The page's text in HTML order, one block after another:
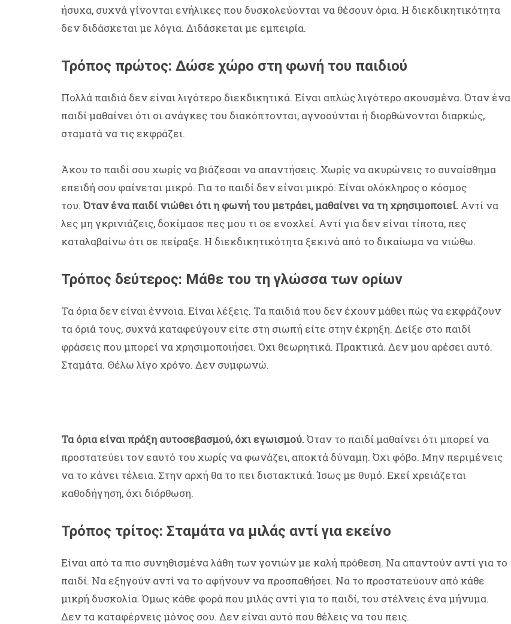
ήσυχα, συχνά γίνονται ενήλικες που δυσκολεύονται να θέσουν όρια. Η διεκδικητικότητα
δεν διδάσκεται με λόγια. Διδάσκεται με εμπειρία.
Τρόπος πρώτος: Δώσε χώρο στη φωνή του παιδιού
Πολλά παιδιά δεν είναι λιγότερο διεκδικητικά. Είναι απλώς λιγότερο ακουσμένα. Όταν ένα
παιδί μαθαίνει ότι οι ανάγκες του διακόπτονται, αγνοούνται ή διορθώνονται διαρκώς,
σταματά να τις εκφράζει.
Άκου το παιδί σου χωρίς να βιάζεσαι να απαντήσεις. Χωρίς να ακυρώνεις το συναίσθημα
επειδή σου φαίνεται μικρό. Για το παιδί δεν είναι μικρό. Είναι ολόκληρος ο κόσμος
του. Όταν ένα παιδί νιώθει ότι η φωνή του μετράει, μαθαίνει να τη χρησιμοποιεί. Αντί να
λες μη γκρινιάζεις, δοκίμασε πες μου τι σε ενοχλεί. Αντί για δεν είναι τίποτα, πες
καταλαβαίνω ότι σε πείραξε. Η διεκδικητικότητα ξεκινά από το δικαίωμα να νιώθω.
Τρόπος δεύτερος: Μάθε του τη γλώσσα των ορίων
Τα όρια δεν είναι έννοια. Είναι λέξεις. Τα παιδιά που δεν έχουν μάθει πώς να εκφράζουν
τα όριά τους, συχνά καταφεύγουν είτε στη σιωπή είτε στην έκρηξη. Δείξε στο παιδί
φράσεις που μπορεί να χρησιμοποιήσει. Όχι θεωρητικά. Πρακτικά. Δεν μου αρέσει αυτό.
Σταμάτα. Θέλω λίγο χρόνο. Δεν συμφωνώ.
Τα όρια είναι πράξη αυτοσεβασμού, όχι εγωισμού.Όταν το παιδί μαθαίνει ότι μπορεί να
προστατεύει τον εαυτό του χωρίς να φωνάζει, αποκτά δύναμη. Όχι φόβο. Μην περιμένεις
να το κάνει τέλεια. Στην αρχή θα το πει διστακτικά. Ίσως με θυμό. Εκεί χρειάζεται
καθοδήγηση, όχι διόρθωση.
Τρόπος τρίτος: Σταμάτα να μιλάς αντί για εκείνο
Είναι από τα πιο συνηθισμένα λάθη των γονιών με καλή πρόθεση. Να απαντούν αντί για το
παιδί. Να εξηγούν αντί να το αφήνουν να προσπαθήσει. Να το προστατεύουν από κάθε
μικρή δυσκολία. Όμως κάθε φορά που μιλάς αντί για το παιδί, του στέλνεις ένα μήνυμα.
Δεν τα καταφέρνεις μόνος σου. Δεν είναι αυτό που θέλεις να του πεις.